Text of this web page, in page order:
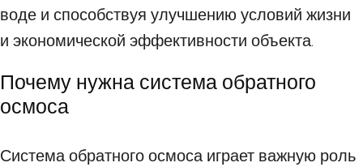
воде и способствуя улучшению условий жизни
и экономической эффективности объекта.
Почему нужна система обратного
осмоса
Система обратного осмоса играет важную роль